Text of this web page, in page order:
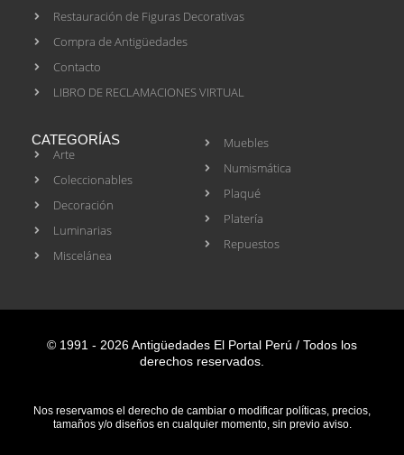
Restauración de Figuras Decorativas
Compra de Antigüedades
Contacto
LIBRO DE RECLAMACIONES VIRTUAL
CATEGORÍAS
Arte
Coleccionables
Decoración
Luminarias
Miscelánea
Muebles
Numismática
Plaqué
Platería
Repuestos
© 1991 - 2026 Antigüedades El Portal Perú / Todos los
derechos reservados.
Nos reservamos el derecho de cambiar o modificar políticas, precios,
tamaños y/o diseños en cualquier momento, sin previo aviso.